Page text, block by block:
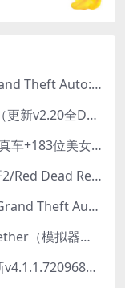
侠盗猎车手：罪恶都市重制版/Grand Theft Auto: Vice City – The Definitive Edition
赛博朋克2077/Cyberpunk 2077（更新v2.20全DLC）
GTA5中国风（1.41整合版1300辆真车+183位美女与英雄+200%存档）
荒野大镖客2：救赎终极版/大表哥2/Red Dead Redemption 2: Ultimate Edition（更新v1491.50终极版）
侠盗猎车手：圣安地列斯重制版/Grand Theft Auto: San Andreas – The Definitive Edition（更新v1.113.49697469）
女神驾到：夏日甜心/Happy Together（模拟器版-升级豪华终极珍藏版+全DLC）
博德之门3/Baldur’s Gate 3（更新v4.1.1.7209685）